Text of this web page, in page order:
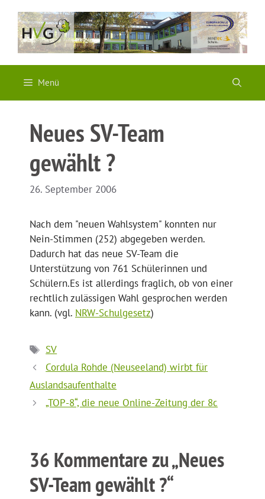
Inhalt
springen
Menü
Neues SV-Team
gewählt ?
26. September 2006
Nach dem "neuen Wahlsystem" konnten nur
Nein-Stimmen (252) abgegeben werden.
Dadurch hat das neue SV-Team die
Unterstützung von 761 Schülerinnen und
Schülern.Es ist allerdings fraglich, ob von einer
rechtlich zulässigen Wahl gesprochen werden
kann. (vgl. NRW-Schulgesetz)
Schlagwörter
SV
Cordula Rohde (Neuseeland) wirbt für
Auslandsaufenthalte
„TOP-8“, die neue Online-Zeitung der 8c
36 Kommentare zu „Neues
SV-Team gewählt ?“